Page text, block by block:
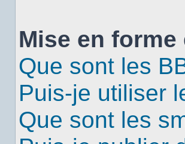
Mise en
Que sont les
Puis-je utiliser
Que sont les